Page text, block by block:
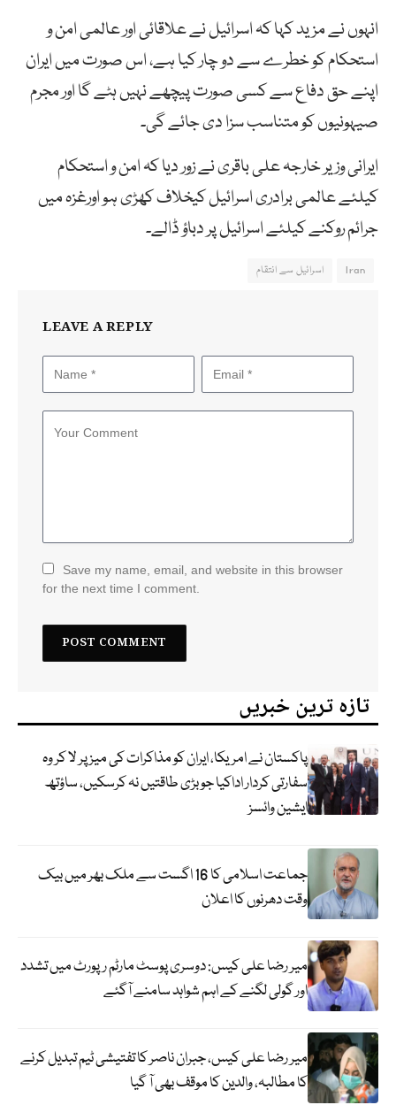
انہوں نے مزید کہا کہ اسرائیل نے علاقائی اور عالمی امن و
استحکام کو خطرے سے دو چار کیا ہے، اس صورت میں ایران
اپنے حق دفاع سے کسی صورت پیچھے نہیں ہٹے گا اور مجرم
صیہونیوں کو متناسب سزا دی جائے گی۔
ایرانی وزیر خارجہ علی باقری نے زور دیا کہ امن و استحکام
کیلئے عالمی برادری اسرائیل کیخلاف کھڑی ہو اورغزہ میں
جرائم روکنے کیلئے اسرائیل پر دباؤ ڈالے۔
Iran اسرائیل سے انتقام
LEAVE A REPLY
Save my name, email, and website in this browser
for the next time I comment.
تازہ ترین خبریں
پاکستان نے امریکا، ایران کو مذاکرات کی میز پر لا کر وہ
سفارتی کردار اداکیا جو بڑی طاقتیں نہ کرسکیں، ساؤتھ
ایشین وائسز
جماعت اسلامی کا 16 اگست سے ملک بھر میں بیک
وقت دھرنوں کا اعلان
میر رضا علی کیس: دوسری پوسٹ مارٹم رپورٹ میں تشدد
اور گولی لگنے کے اہم شواہد سامنے آگئے
میر رضا علی کیس، جبران ناصر کا تفتیشی ٹیم تبدیل کرنے
کا مطالبہ، والدین کا موقف بھی آ گیا